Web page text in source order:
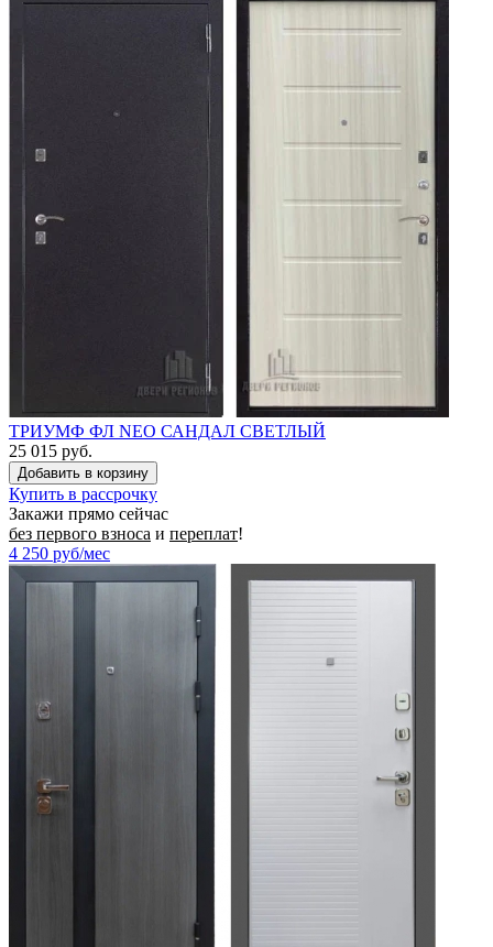
ТРИУМФ ФЛ NEO САНДАЛ СВЕТЛЫЙ
25 015 руб.
Купить в рассрочку
Закажи прямо сейчас
без первого взноса и переплат!
4 250 руб/мес